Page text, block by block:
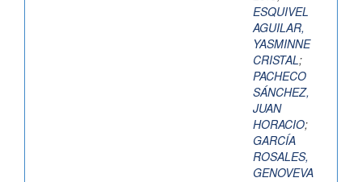
ESQUIVEL
AGUILAR,
YASMINNE
CRISTAL;
PACHECO
SÁNCHEZ,
JUAN
HORACIO;
GARCÍA
ROSALES,
GENOVEVA